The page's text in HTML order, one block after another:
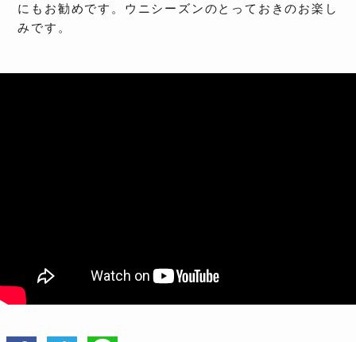
にもお勧めです。ウニシーズンのとっておきのお楽し
みです。